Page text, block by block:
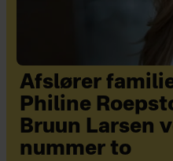
Afslører
Philine
Bruun Larsen
nummer to